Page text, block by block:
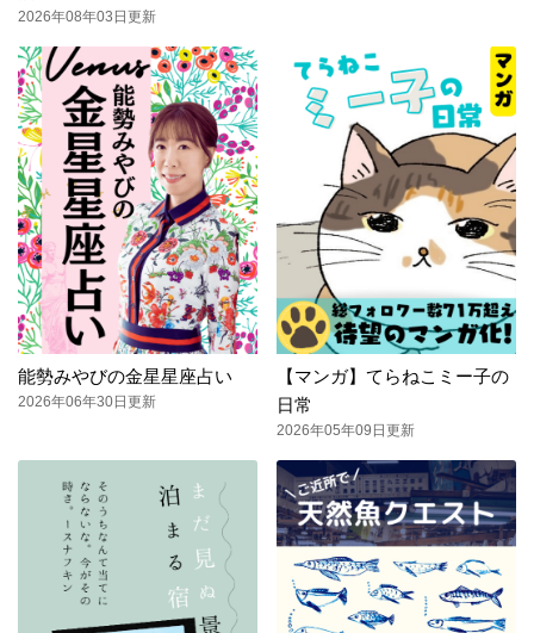
2026年08年03日更新
能勢みやびの金星星座占い
2026年06年30日更新
【マンガ】てらねこミー子の
日常
2026年05年09日更新